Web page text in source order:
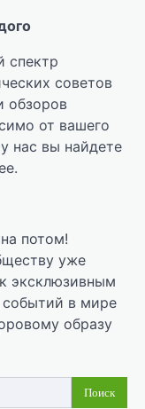
спектр
советов
обзоров
от вашего
нас вы найдете
потом!
уже
эксклюзивным
событий в мире
образу